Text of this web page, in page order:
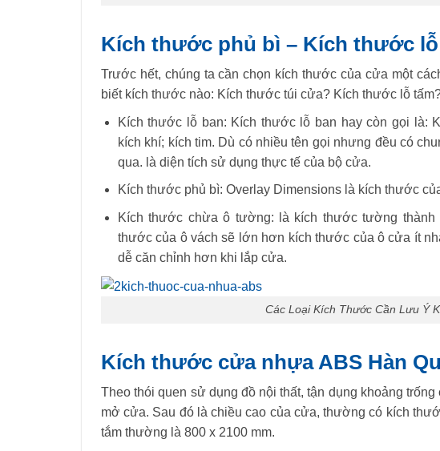
Kích thước phủ bì – Kích thước
Trước hết, chúng ta cần chọn kích thước của cửa một
biết kích thước nào: Kích thước túi cửa? Kích thước lỗ
Kích thước lỗ ban: Kích thước lỗ ban hay còn gọi là:
kích khí; kích tim. Dù có nhiều tên gọi nhưng đều có
qua. là diện tích sử dụng thực tế của bộ cửa.
Kích thước phủ bì: Overlay Dimensions là kích thước
Kích thước chừa ô tường: là kích thước tường
thước của ô vách sẽ lớn hơn kích thước của ô cửa ít
dễ căn chỉnh hơn khi lắp cửa.
Các Loại Kích Thước Cần Lưu Ý
Kích thước cửa nhựa ABS Hàn
Theo thói quen sử dụng đồ nội thất, tận dụng khoảng
mở cửa. Sau đó là chiều cao của cửa, thường có kích
tắm thường là 800 x 2100 mm.